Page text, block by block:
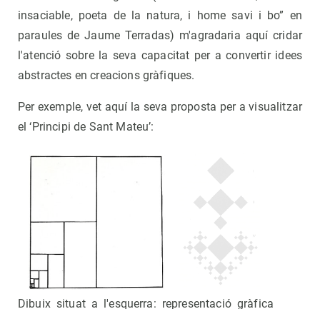
insaciable, poeta de la natura, i home savi i bo” en
paraules de Jaume Terradas) m'agradaria aquí cridar
l'atenció sobre la seva capacitat per a convertir idees
abstractes en creacions gràfiques.
Per exemple, vet aquí la seva proposta per a visualitzar
el ‘Principi de Sant Mateu’:
Dibuix situat a l'esquerra: representació gràfica